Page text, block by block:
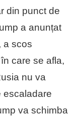
din punct de
a anunțat
a scos
care se afla,
nu va
escaladare
va schimba